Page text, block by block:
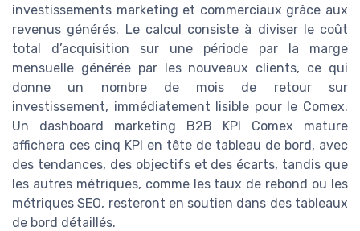
investissements marketing et commerciaux grâce aux
revenus générés. Le calcul consiste à diviser le coût
total d’acquisition sur une période par la marge
mensuelle générée par les nouveaux clients, ce qui
donne un nombre de mois de retour sur
investissement, immédiatement lisible pour le Comex.
Un dashboard marketing B2B KPI Comex mature
affichera ces cinq KPI en tête de tableau de bord, avec
des tendances, des objectifs et des écarts, tandis que
les autres métriques, comme les taux de rebond ou les
métriques SEO, resteront en soutien dans des tableaux
de bord détaillés.